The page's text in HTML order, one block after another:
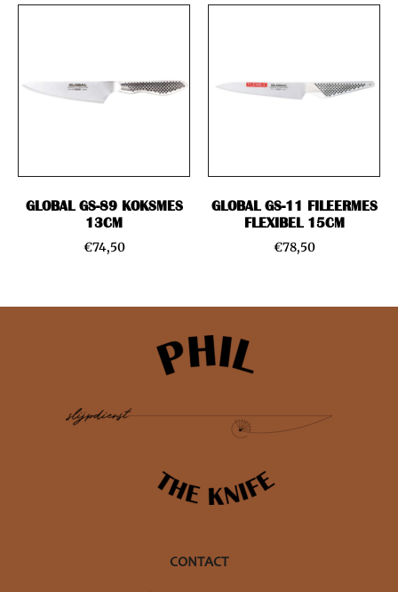
GLOBAL GS-89 KOKSMES
13CM
€74,50
GLOBAL GS-11 FILEERMES
FLEXIBEL 15CM
€78,50
CONTACT